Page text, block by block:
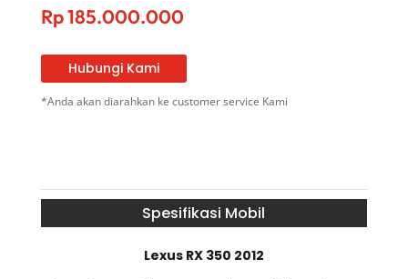
Rp185.000.000
Hubungi Kami
*Anda akan diarahkan ke customer service Kami
Spesifikasi Mobil
Lexus RX 350 2012